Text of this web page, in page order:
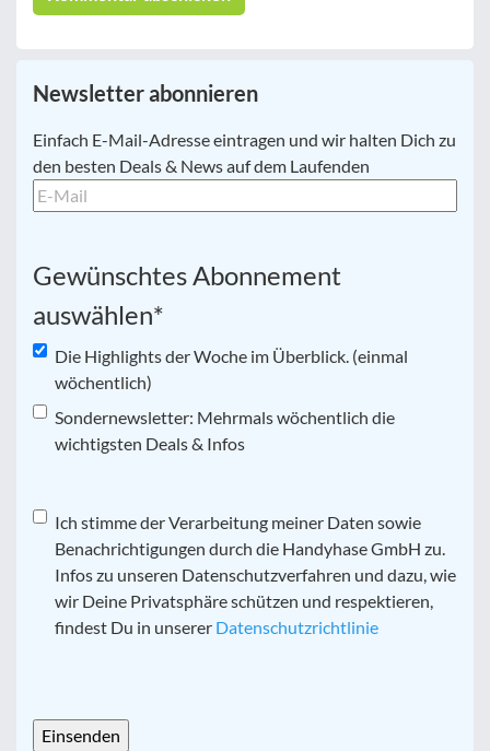
Newsletter abonnieren
E-
Mail *
Einfach E-Mail-Adresse eintragen und wir halten Dich zu
den besten Deals & News auf dem Laufenden
Gewünschtes Abonnement
auswählen*
Die Highlights der Woche im Überblick. (einmal
wöchentlich)
Sondernewsletter: Mehrmals wöchentlich die
wichtigsten Deals & Infos
Datenschutz*
Ich stimme der Verarbeitung meiner Daten sowie
Benachrichtigungen durch die Handyhase GmbH zu.
Infos zu unseren Datenschutzverfahren und dazu, wie
wir Deine Privatsphäre schützen und respektieren,
findest Du in unserer Datenschutzrichtlinie